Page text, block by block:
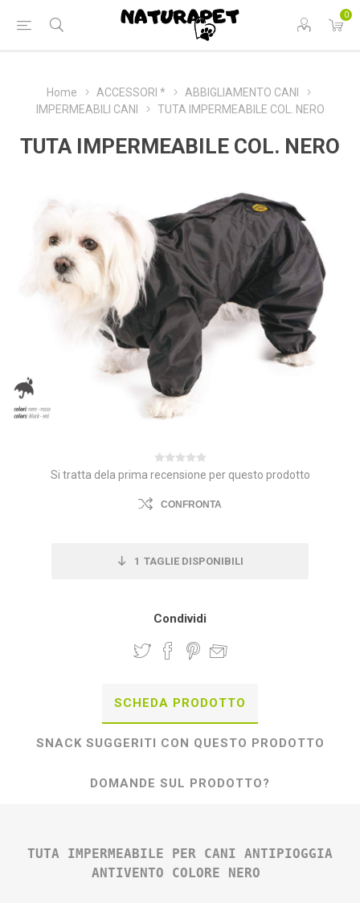
0
Home ACCESSORI *
ABBIGLIAMENTO CANI
IMPERMEABILI CANI
TUTA IMPERMEABILE COL. NERO
TUTA IMPERMEABILE COL. NERO
Si tratta dela prima recensione per questo prodotto
CONFRONTA
1 TAGLIE DISPONIBILI
Condividi
SCHEDA PRODOTTO
SNACK SUGGERITI CON QUESTO PRODOTTO
DOMANDE SUL PRODOTTO?
TUTA IMPERMEABILE PER CANI ANTIPIOGGIA
ANTIVENTO COLORE NERO